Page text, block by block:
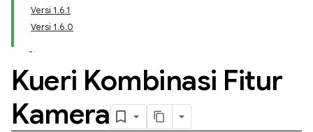
Versi 1.6.1
Versi 1.6.0
Kueri Kombinasi Fitur
Kamera